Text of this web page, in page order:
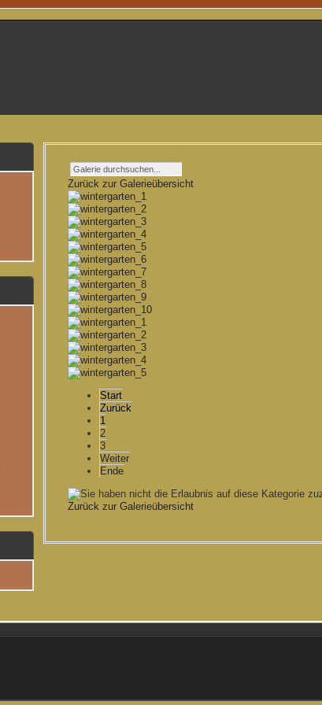
Zurück zur Galerieübersicht
Start
Zurück
1
2
3
Weiter
Ende
Zurück zur Galerieübersicht